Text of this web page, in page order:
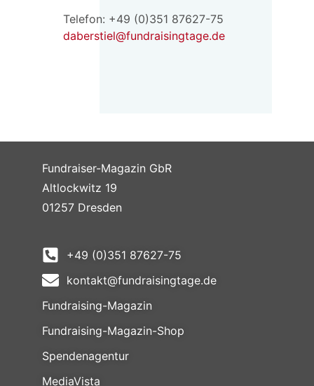
Telefon: +49 (0)351 87627-75
daberstiel@fundraisingtage.de
Fundraiser-Magazin GbR
Altlockwitz 19
01257 Dresden
+49 (0)351 87627-75
kontakt@fundraisingtage.de
Fundraising-Magazin
Fundraising-Magazin-Shop
Spendenagentur
MediaVista